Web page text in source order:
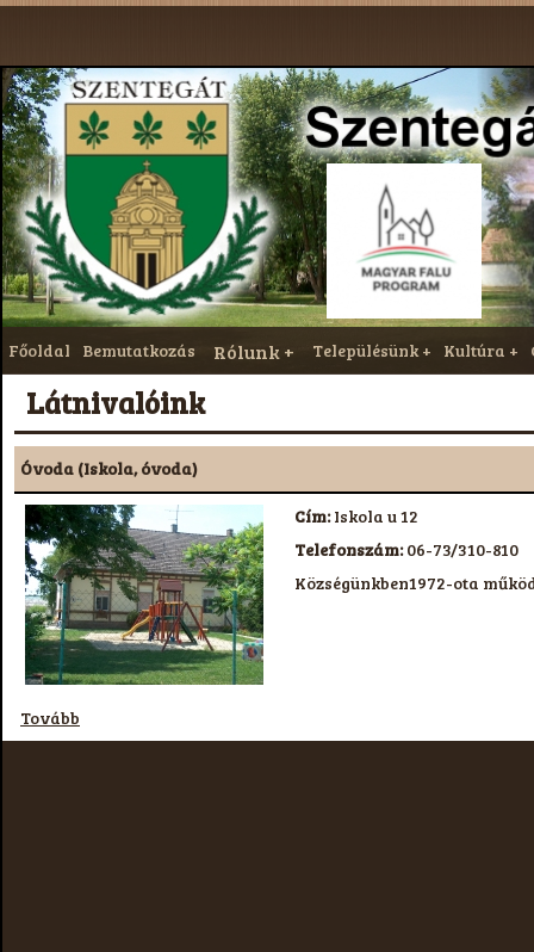
Főoldal Bemutatkozás Rólunk Településünk Kultúra
Látnivalóink
Óvoda (Iskola, óvoda)
Cím:Iskola u 12
Telefonszám:06-73/310-810
Községünkben1972-ota
Tovább